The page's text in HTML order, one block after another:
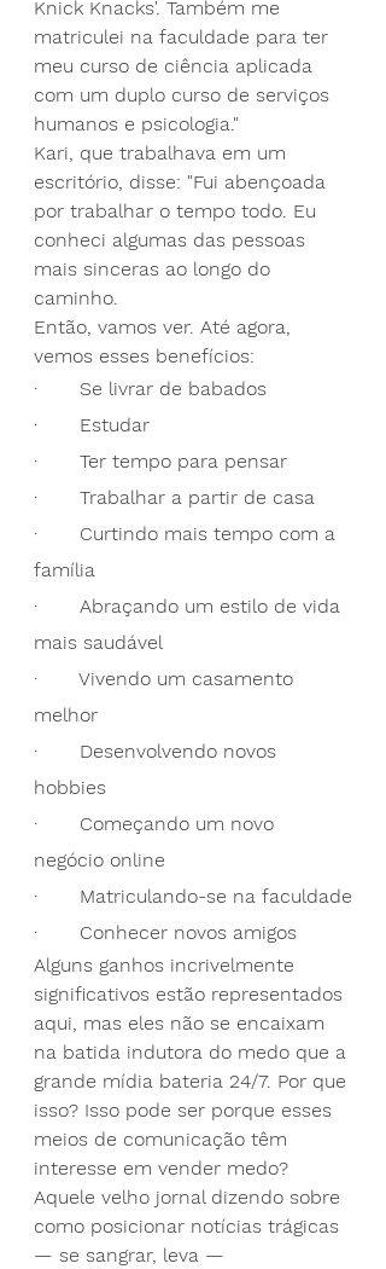
Knick Knacks'. Também me
matriculei na faculdade para ter
meu curso de ciência aplicada
com um duplo curso de serviços
humanos e psicologia."
Kari, que trabalhava em um
escritório, disse: "Fui abençoada
por trabalhar o tempo todo. Eu
conheci algumas das pessoas
mais sinceras ao longo do
caminho.
Então, vamos ver. Até agora,
vemos esses benefícios:
·       Se livrar de babados
·       Estudar
·       Ter tempo para pensar
·       Trabalhar a partir de casa
·       Curtindo mais tempo com a
família
·       Abraçando um estilo de vida
mais saudável
·       Vivendo um casamento
melhor
·       Desenvolvendo novos
hobbies
·       Começando um novo
negócio online
·       Matriculando-se na faculdade
·       Conhecer novos amigos
Alguns ganhos incrivelmente
significativos estão representados
aqui, mas eles não se encaixam
na batida indutora do medo que a
grande mídia bateria 24/7. Por que
isso? Isso pode ser porque esses
meios de comunicação têm
interesse em vender medo?
Aquele velho jornal dizendo sobre
como posicionar notícias trágicas
— se sangrar, leva —